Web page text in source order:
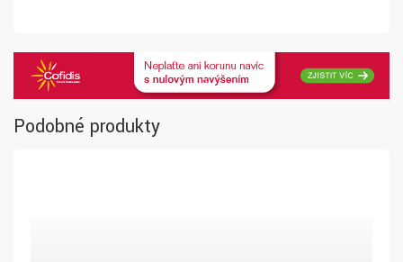
Podobné produkty